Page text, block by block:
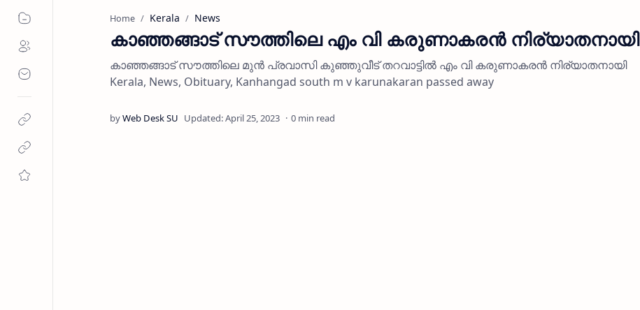
Home Kerala News
കാഞ്ഞങ്ങാട് സൗത്തിലെ എം വി കരുണാകരന്‍ നിര്യാതനായി
കാഞ്ഞങ്ങാട് സൗത്തിലെ മുന്‍ പ്രവാസി കുഞ്ഞുവീട് തറവാട്ടില്‍ എം വി കരുണാകരന്‍ നിര്യാതനായി
Kerala, News, Obituary, Kanhangad south m v karunakaran passed away
0 min read